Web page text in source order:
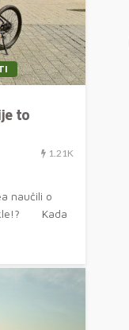
to
1.21K
naučili o
Kada